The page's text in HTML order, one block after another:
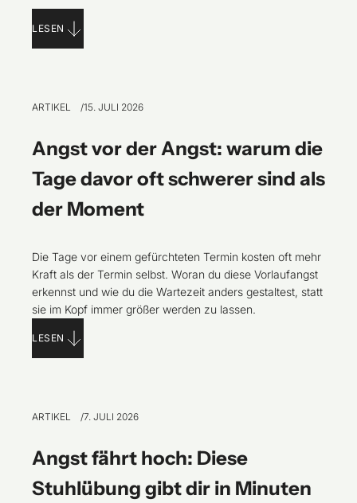
müssen.
LESEN
ARTIKEL 15. JULI 2026
Angst vor der Angst: warum die
Tage davor oft schwerer sind als
der Moment
Die Tage vor einem gefürchteten Termin kosten oft mehr
Kraft als der Termin selbst. Woran du diese Vorlaufangst
erkennst und wie du die Wartezeit anders gestaltest, statt
sie im Kopf immer größer werden zu lassen.
LESEN
ARTIKEL 7. JULI 2026
Angst fährt hoch: Diese
Stuhlübung gibt dir in Minuten